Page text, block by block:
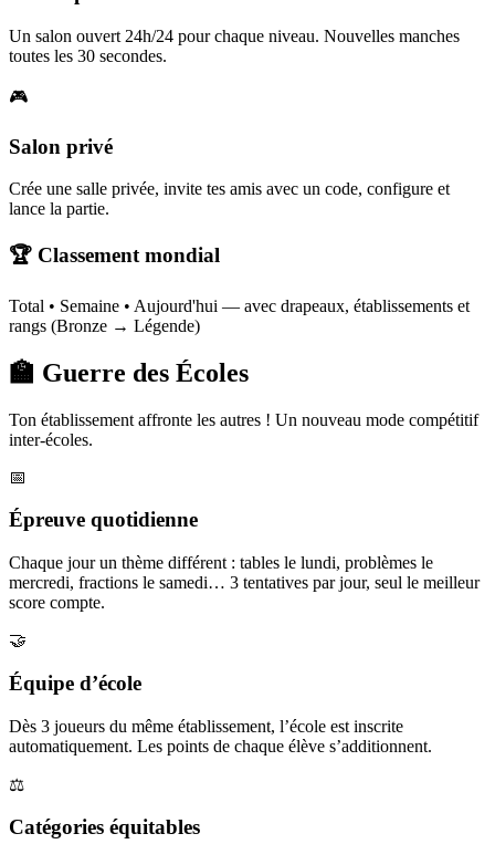
Un salon ouvert 24h/24 pour chaque niveau. Nouvelles manches
toutes les 30 secondes.
🎮
Salon privé
Crée une salle privée, invite tes amis avec un code, configure et
lance la partie.
🏆 Classement mondial
Total • Semaine • Aujourd'hui — avec drapeaux, établissements et
rangs (Bronze → Légende)
🏫 Guerre des Écoles
Ton établissement affronte les autres ! Un nouveau mode compétitif
inter-écoles.
📅
Épreuve quotidienne
Chaque jour un thème différent : tables le lundi, problèmes le
mercredi, fractions le samedi… 3 tentatives par jour, seul le meilleur
score compte.
🤝
Équipe d’école
Dès 3 joueurs du même établissement, l’école est inscrite
automatiquement. Les points de chaque élève s’additionnent.
⚖️
Catégories équitables